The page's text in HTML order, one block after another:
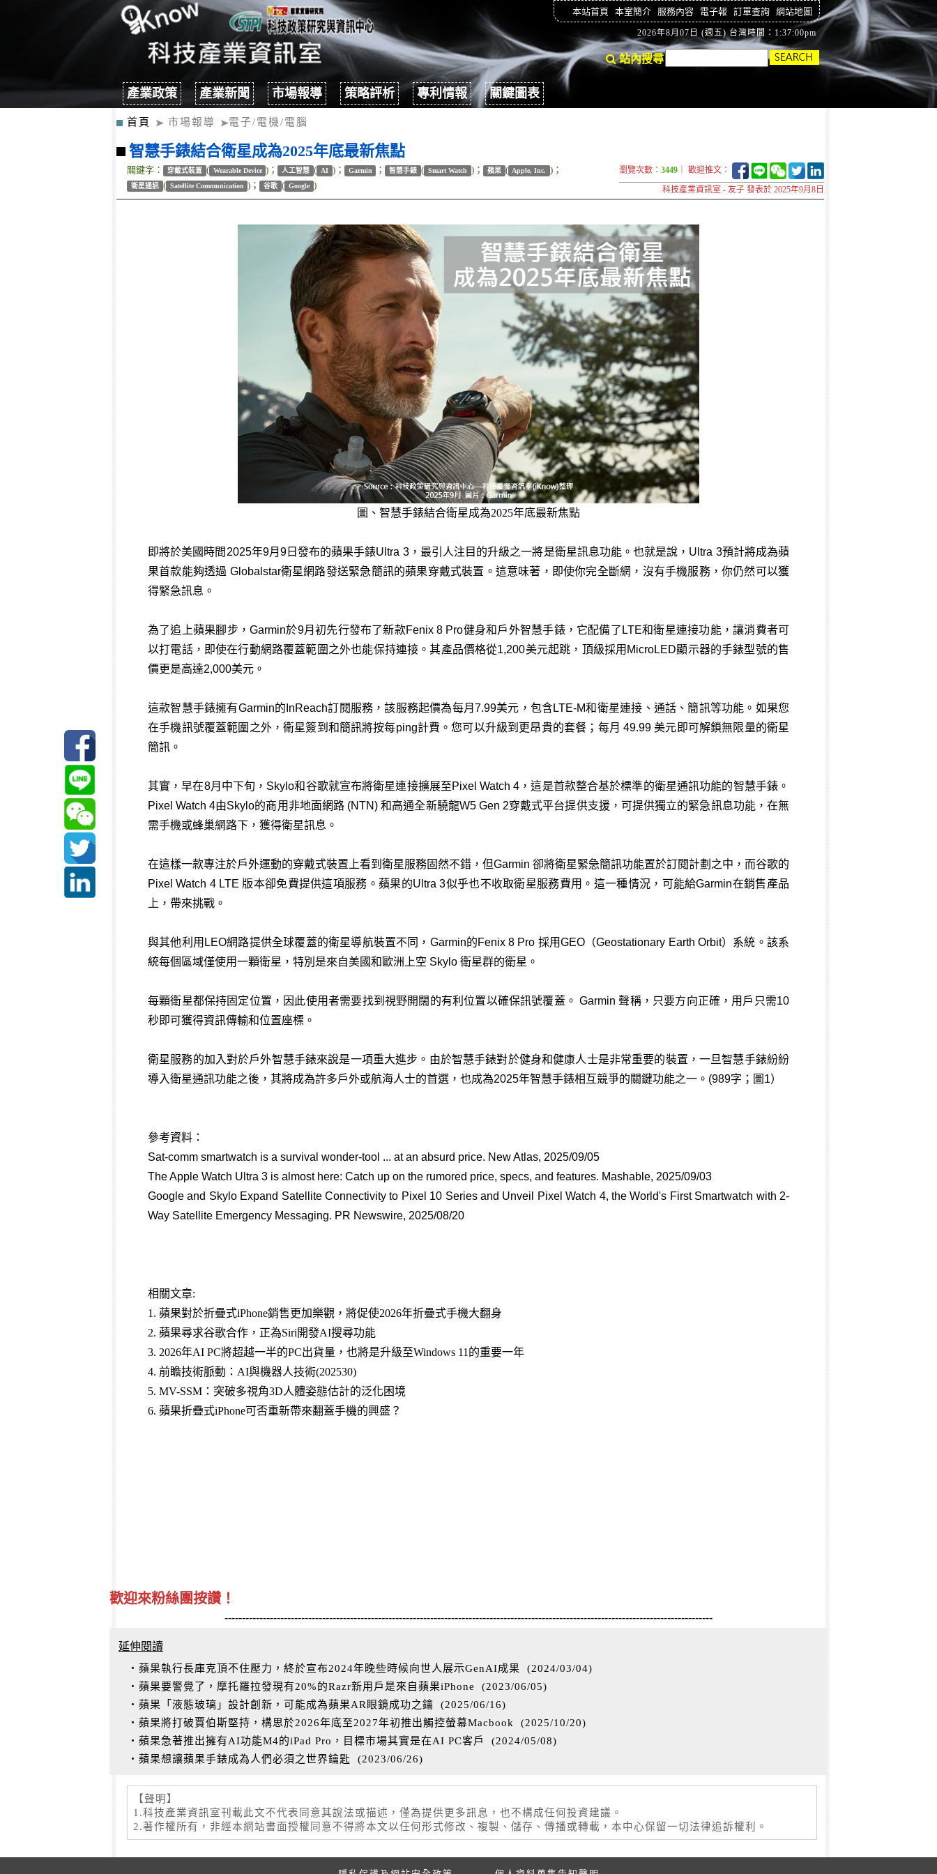
本站首頁 本室簡介 服務內容 電子報 訂單查詢 網站地圖
2026年8月07日 (週五) 台灣時間：1:37:01pm
站內搜尋
產業政策 產業新聞 市場報導 策略評析 專利情報 關鍵圖表
首頁 市場報導 電子/電機/電腦
智慧手錶結合衛星成為2025年底最新焦點
關鍵字： 穿戴式裝置 ( Wearable Device )； 人工智慧 ( AI )； Garmin ； 智慧手錶 ( Smart Watch )； 蘋果 ( Apple, Inc. )；
衛星通訊 ( Satellite Communication )； 谷歌 ( Google )
瀏覽次數： 3449 ｜ 歡迎推文：
科技產業資訊室 - 友子 發表於 2025年9月8日
圖、 智慧手錶結合衛星成為2025年底最新焦點
即將於美國時間2025年9月9日發布的蘋果手錶Ultra 3，最引人注目的升級之一將是衛星訊息功能。也就是說，Ultra 3預計將成為蘋
果首款能夠透過 Globalstar衛星網路發送緊急簡訊的蘋果穿戴式裝置。這意味著，即使你完全斷網，沒有手機服務，你仍然可以獲
得緊急訊息。
為了追上蘋果腳步，Garmin於9月初先行發布了新款Fenix 8 Pro健身和戶外智慧手錶，它配備了LTE和衛星連接功能，讓消費者可
以打電話，即使在行動網路覆蓋範圍之外也能保持連接。其產品價格從1,200美元起跳，頂級採用MicroLED顯示器的手錶型號的售
價更是高達2,000美元。
這款智慧手錶擁有Garmin的InReach訂閱服務，該服務起價為每月7.99美元，包含LTE-M和衛星連接、通話、簡訊等功能。如果您
在手機訊號覆蓋範圍之外，衛星簽到和簡訊將按每ping計費。您可以升級到更昂貴的套餐；每月 49.99 美元即可解鎖無限量的衛星
簡訊。
其實，早在8月中下旬，Skylo和谷歌就宣布將衛星連接擴展至Pixel Watch 4，這是首款整合基於標準的衛星通訊功能的智慧手錶。
Pixel Watch 4由Skylo的商用非地面網路 (NTN) 和高通全新驍龍W5 Gen 2穿戴式平台提供支援，可提供獨立的緊急訊息功能，在無
需手機或蜂巢網路下，獲得衛星訊息。
在這樣一款專注於戶外運動的穿戴式裝置上看到衛星服務固然不錯，但Garmin 卻將衛星緊急簡訊功能置於訂閱計劃之中，而谷歌的
Pixel Watch 4 LTE 版本卻免費提供這項服務。蘋果的Ultra 3似乎也不收取衛星服務費用。這一種情況，可能給Garmin在銷售產品
上，帶來挑戰。
與其他利用LEO網路提供全球覆蓋的衛星導航裝置不同，Garmin的Fenix 8 Pro 採用GEO（Geostationary Earth Orbit）系統。該系
統每個區域僅使用一顆衛星，特別是來自美國和歐洲上空 Skylo 衛星群的衛星。
每顆衛星都保持固定位置，因此使用者需要找到視野開闊的有利位置以確保訊號覆蓋。 Garmin 聲稱，只要方向正確，用戶只需10
秒即可獲得資訊傳輸和位置座標。
衛星服務的加入對於戶外智慧手錶來說是一項重大進步。由於智慧手錶對於健身和健康人士是非常重要的裝置，一旦智慧手錶紛紛
導入衛星通訊功能之後，其將成為許多戶外或航海人士的首選，也成為2025年智慧手錶相互競爭的關鍵功能之一。(989字；圖1）
參考資料：
Sat-comm smartwatch is a survival wonder-tool ... at an absurd price. New Atlas, 2025/09/05
The Apple Watch Ultra 3 is almost here: Catch up on the rumored price, specs, and features. Mashable, 2025/09/03
Google and Skylo Expand Satellite Connectivity to Pixel 10 Series and Unveil Pixel Watch 4, the World's First Smartwatch with 2-
Way Satellite Emergency Messaging. PR Newswire, 2025/08/20
相關文章:
1. 蘋果對於折疊式iPhone銷售更加樂觀，將促使2026年折疊式手機大翻身
2. 蘋果尋求谷歌合作，正為Siri開發AI搜尋功能
3. 2026年AI PC將超越一半的PC出貨量，也將是升級至Windows 11的重要一年
4. 前瞻技術脈動：AI與機器人技術(202530)
5. MV-SSM：突破多視角3D人體姿態估計的泛化困境
6. 蘋果折疊式iPhone可否重新帶來翻蓋手機的興盛？
歡迎來粉絲團按讚！
--------------------------------------------------------------------------------------------------------------------------------------------
延伸閱讀
‧蘋果執行長庫克頂不住壓力，終於宣布2024年晚些時候向世人展示GenAI成果 (2024/03/04)
‧蘋果要警覺了，摩托羅拉發現有20%的Razr新用戶是來自蘋果iPhone
(2023/06/05)
‧蘋果「液態玻璃」設計創新，可能成為蘋果AR眼鏡成功之鑰 (2025/06/16)
‧蘋果將打破賈伯斯堅持，構思於2026年底至2027年初推出觸控螢幕Macbook
(2025/10/20)
‧蘋果急著推出擁有AI功能M4的iPad Pro，目標市場其實是在AI PC客戶
(2024/05/08)
‧蘋果想讓蘋果手錶成為人們必須之世界鑰匙
(2023/06/26)
【聲明】
1.科技產業資訊室刊載此文不代表同意其說法或描述，僅為提供更多訊息，也不構成任何投資建議。
2.著作權所有，非經本網站書面授權同意不得將本文以任何形式修改、複製、儲存、傳播或轉載，本中心保留一切法律追訴權利。